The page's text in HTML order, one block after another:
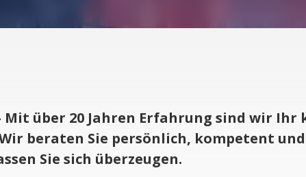
Mit über 20 Jah­ren Er­fah­rung sind wir
be­ra­ten Sie per­sön­lich, kom­pe­tent
Sie sich über­zeu­gen.